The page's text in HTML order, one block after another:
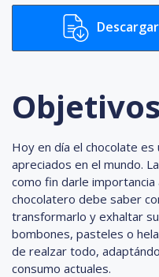
Objetivos
Hoy en día el chocolate
apreciados en el mundo.
como fin darle
chocolatero debe saber
transformarlo y exhaltar
bombones, pasteles o
de realzar todo,
consumo actuales.